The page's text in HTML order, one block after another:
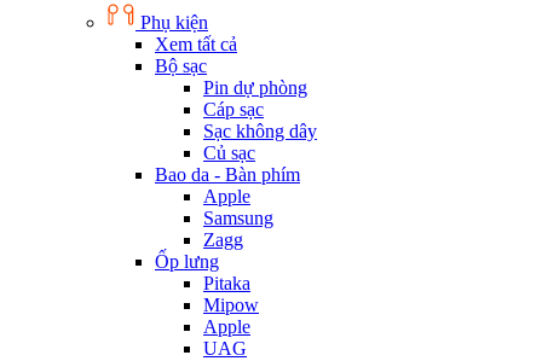
Phụ kiện
Xem tất cả
Bộ sạc
Pin dự phòng
Cáp sạc
Sạc không dây
Củ sạc
Bao da - Bàn phím
Apple
Samsung
Zagg
Ốp lưng
Pitaka
Mipow
Apple
UAG